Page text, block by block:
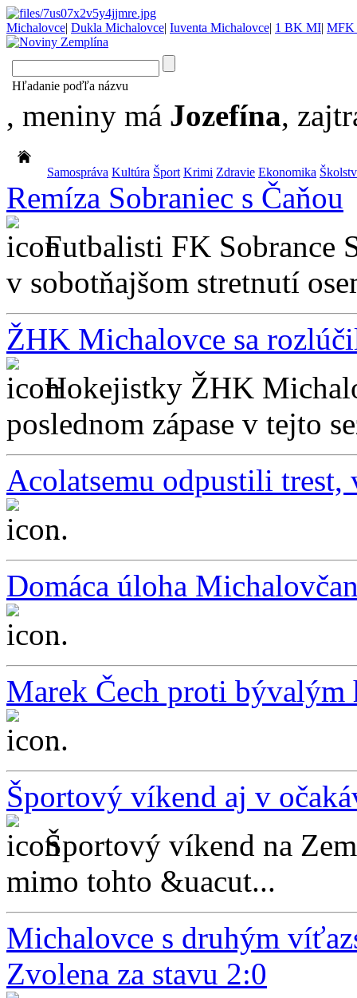
Michalovce| Dukla Michalovce| Iuventa Michalovce| 1 BK MI| MFK
Hľadanie poďľa názvu
, meniny má Jozefína,
Samospráva Kultúra Šport Krimi Zdravie Ekonomika
Remíza Sobraniec s Čaňou
Futbalisti FK Sobrance
v sobotňajšom stretnutí
ŽHK Michalovce sa
Hokejistky ŽHK
poslednom zápase v tejto
Acolatsemu odpustili
...
Domáca úloha
...
Marek Čech proti bývalým
...
Športový víkend aj v
Športový víkend na
mimo tohto &uacut...
Michalovce s druhým
Zvolena za stavu 2:0